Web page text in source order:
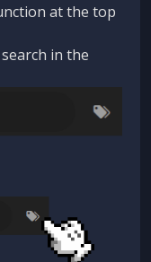
at the top
in the